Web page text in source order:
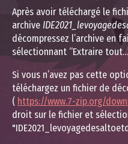
Après avoir téléchargé le
archive
décompressez l’archive en
sélectionnant “Extraire
Si vous n’avez pas cette
téléchargez un fichier de
( https://www.7-zip.org/
droit sur le fichier et